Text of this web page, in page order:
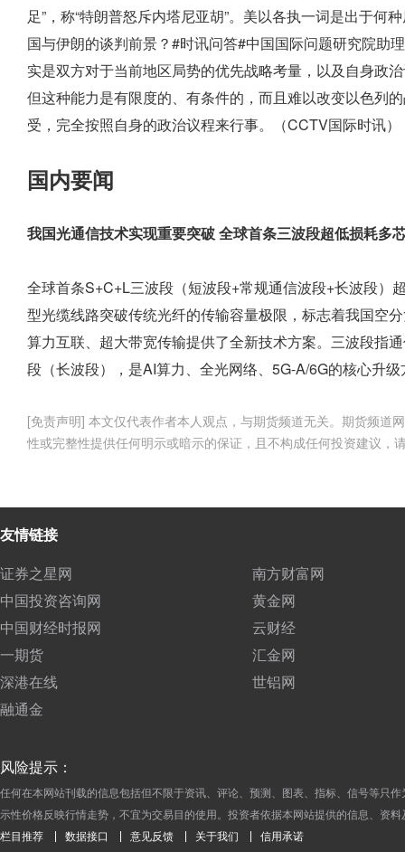
足”，称“特朗普怒斥内塔尼亚胡”。美以各执一词是出于
国与伊朗的谈判前景？#时讯问答#中国国际问题研究院助
实是双方对于当前地区局势的优先战略考量，以及自身政
但这种能力是有限度的、有条件的，而且难以改变以色列
受，完全按照自身的政治议程来行事。（CCTV国际时讯）
国内要闻
我国光通信技术实现重要突破 全球首条三波段超低损耗多
全球首条S+C+L三波段（短波段+常规通信波段+长波段）
型光缆线路突破传统光纤的传输容量极限，标志着我国空
算力互联、超大带宽传输提供了全新技术方案。三波段指
段（长波段），是AI算力、全光网络、5G-A/6G的核心升
[免责声明] 本文仅代表作者本人观点，与期货频道无关。期货频道
性或完整性提供任何明示或暗示的保证，且不构成任何投资建议，
友情链接
证券之星网
南方财富网
中国投资咨询网
黄金网
中国财经时报网
云财经
一期货
汇金网
深港在线
世铝网
融通金
风险提示：
任何在本网站刊载的信息包括但不限于资讯、评论、预测、图表、指标、信号等只
示性价格反映行情走势，不宜为交易目的使用。投资者依据本网站提供的信息、资
栏目推荐
数据接口 意见反馈 关于我们 信用承诺